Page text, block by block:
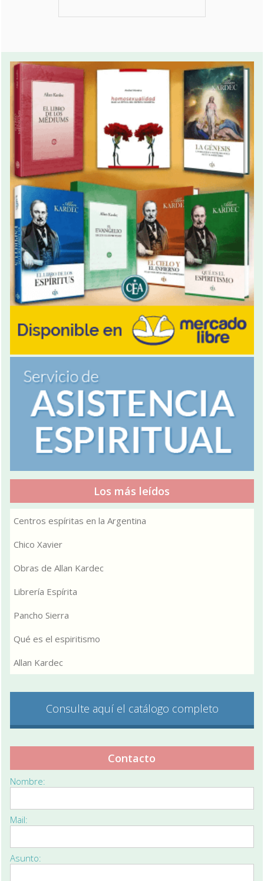
Los más leídos
Centros espíritas en la Argentina
Chico Xavier
Obras de Allan Kardec
Librería Espírita
Pancho Sierra
Qué es el espiritismo
Allan Kardec
Consulte aquí el catálogo completo
Contacto
Nombre:
Mail:
Asunto: